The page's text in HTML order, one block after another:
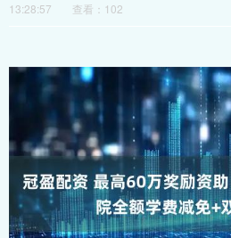
13:28:57
查看：102